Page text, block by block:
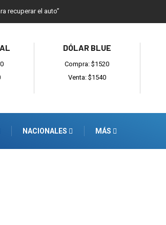
recuperar el auto”
DÓLAR BLUE
Compra: $1520
Venta: $1540
NACIONALES MÁS